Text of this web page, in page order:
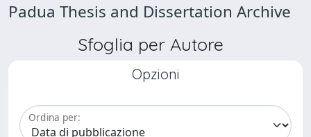
Padua Thesis and Dissertation Archive
Sfoglia per Autore
Opzioni
Ordina per: